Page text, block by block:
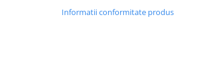
Informatii conformitate produs